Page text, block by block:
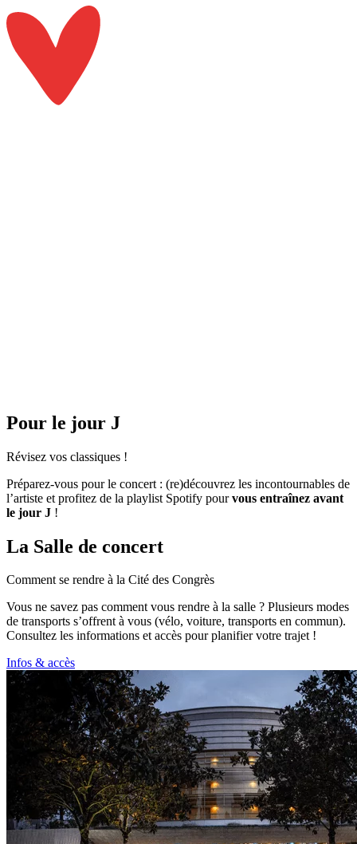
Pour le jour J
Révisez vos classiques !
Préparez-vous pour le concert : (re)découvrez les incontournables de
l’artiste et profitez de la playlist Spotify pourvous entraînez avant
le jour J !
La Salle de concert
Comment se rendre à la Cité des Congrès
Vous ne savez pas comment vous rendre à la salle ? Plusieurs modes
de transports s’offrent à vous (vélo, voiture, transports en commun).
Consultez les informations et accès pour planifier votre trajet !
Infos & accès